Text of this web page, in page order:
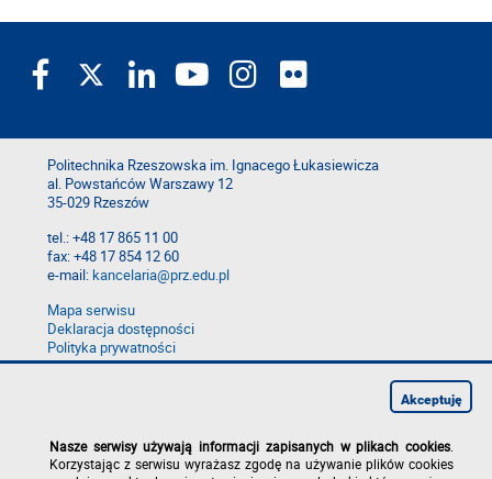
Politechnika Rzeszowska im. Ignacego Łukasiewicza
al. Powstańców Warszawy 12
35-029 Rzeszów
tel.: +48 17 865 11 00
fax: +48 17 854 12 60
e-mail:kancelaria@prz.edu.pl
Mapa serwisu
Deklaracja dostępności
Polityka prywatności
Zgłoś błąd na stronie
Nasze serwisy używają informacji zapisanych w plikach cookies
Korzystając z serwisu wyrażasz zgodę na używanie plików cookies
Akceptuję